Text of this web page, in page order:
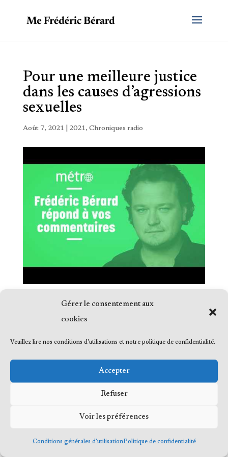
Gérer le consentement aux
cookies
Veuillez lire nos conditions d'utilisations et notre politique de confidentialité.
Accepter
Refuser
Voir les préférences
Conditions générales d’utilisationPolitique de confidentialité
Pour une meilleure justice
dans les causes d’agressions
sexuelles
Août 7, 2021 2021, Chroniques radio